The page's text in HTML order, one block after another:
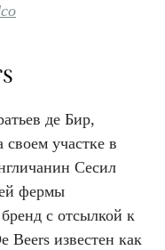
де Бир,
участке в
Сесил
фермы
с отсылкой к
известен как